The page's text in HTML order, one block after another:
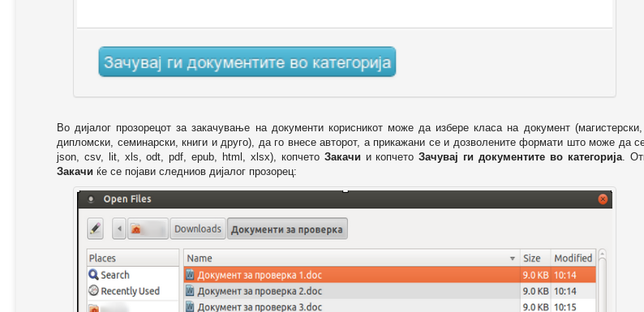
Во дијалог прозорецот за закачување на документи корисникот може да избере класа на документ
дипломски, семинарски, книги и друго), да го внесе авторот, а прикажани се и дозволените формати што може да
json, csv, lit, xls, odt, pdf, epub, html, xlsx), копчето Закачи и копчетоЗачувај ги документите во категорија.
Закачи ќе се појави следниов дијалог прозорец: